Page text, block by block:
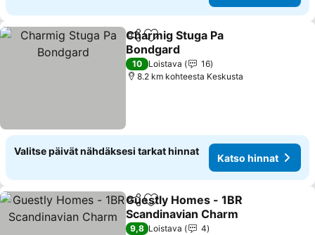
Jaa Lisää suosikkeihin
Charmig Stuga Pa
Bondgard
10 Loistava
16
8.2 km kohteesta Keskusta
Valitse päivät nähdäksesi tarkat hinnat
Katso hinnat
Jaa Lisää suosikkeihin
Guestly Homes - 1BR
Scandinavian Charm
9,8 Loistava
4